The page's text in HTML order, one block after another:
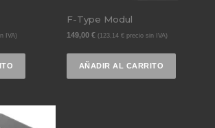
IVA)
F-Type Modul
149,00€ (123,14€ precio sin IVA)
AÑADIR AL CARRITO